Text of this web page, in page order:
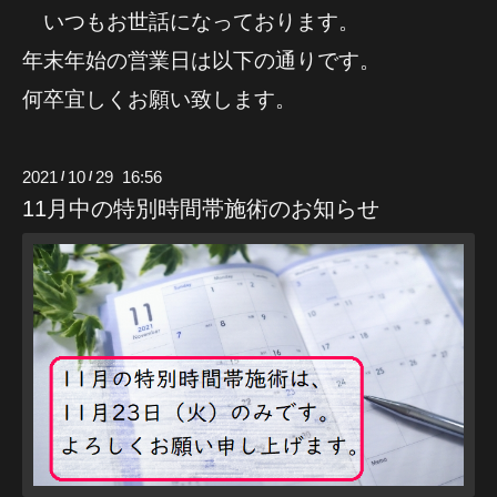
いつもお世話になっております。
年末年始の営業日は以下の通りです。
何卒宜しくお願い致します。
2021 / 10 / 29 16:56
11月中の特別時間帯施術のお知らせ